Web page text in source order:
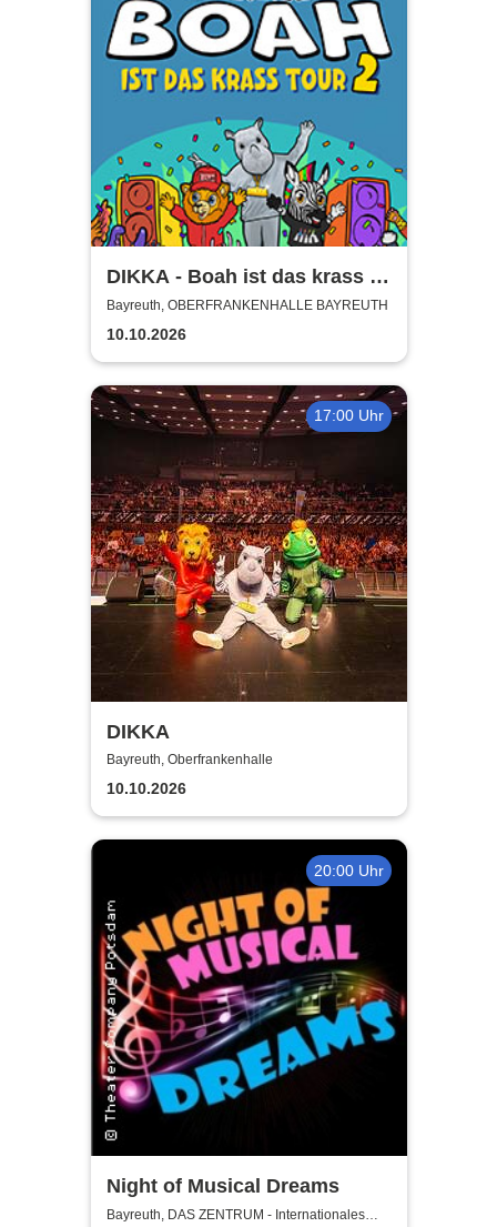
DIKKA - Boah ist das krass -
Tour 2026
Bayreuth, OBERFRANKENHALLE BAYREUTH
10.10.2026
17:00 Uhr
DIKKA
Bayreuth, Oberfrankenhalle
10.10.2026
20:00 Uhr
Night of Musical Dreams
Bayreuth, DAS ZENTRUM - Internationales